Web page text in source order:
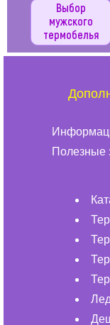
Выбор
мужского
термобелья
Полезные